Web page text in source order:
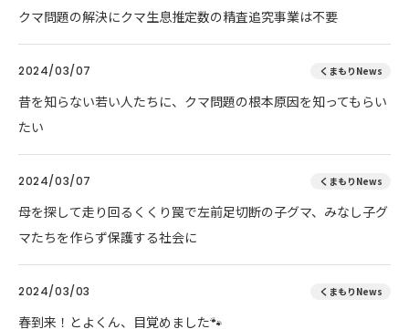
クマ問題の解決にクマ生息推定数の精査追究事業は不要
2024/03/07 くまもりNews
昔を知らない若い人たちに、クマ問題の根本原因を知ってもらい
たい
2024/03/07 くまもりNews
母を探して走り回るくくり罠で左前足切断の子グマ、みなし子グ
マたちを作らず保護する社会に
2024/03/03 くまもりNews
春到来！とよくん、目覚めました🐾